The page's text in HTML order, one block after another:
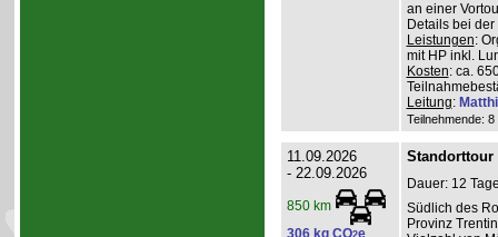
an einer
Details bei
Leistungen:
mit HP inkl.
Kosten: ca.
Leitung:
Teilnehmende:
11.09.2026
- 22.09.2026
850 km
306 kg CO2e
Standorttour
Dauer: 12
Südlich des
Provinz